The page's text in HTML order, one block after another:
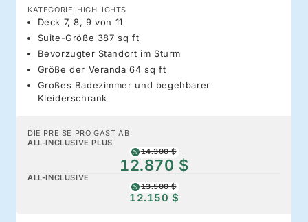
KATEGORIE-HIGHLIGHTS
Deck 7, 8, 9 von 11
Suite-Größe 387 sq ft
Bevorzugter Standort im Sturm
Größe der Veranda 64 sq ft
Großes Badezimmer und begehbarer
Kleiderschrank
DIE PREISE PRO GAST AB
ALL-INCLUSIVE PLUS
14.300 $
12.870 $
ALL-INCLUSIVE
13.500 $
12.150 $